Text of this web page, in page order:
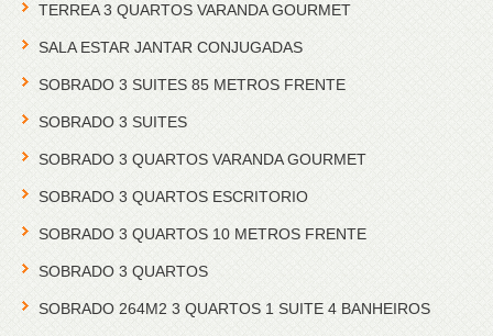
TERREA 3 QUARTOS VARANDA GOURMET
SALA ESTAR JANTAR CONJUGADAS
SOBRADO 3 SUITES 85 METROS FRENTE
SOBRADO 3 SUITES
SOBRADO 3 QUARTOS VARANDA GOURMET
SOBRADO 3 QUARTOS ESCRITORIO
SOBRADO 3 QUARTOS 10 METROS FRENTE
SOBRADO 3 QUARTOS
SOBRADO 264M2 3 QUARTOS 1 SUITE 4 BANHEIROS